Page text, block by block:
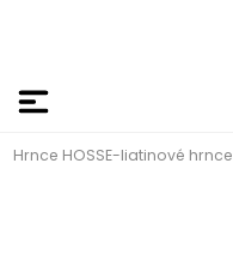
Hrnce HOSSE-liatinové hrnce